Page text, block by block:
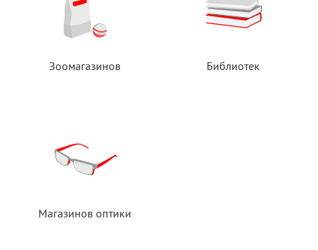
Зоомагазинов Библиотек
Магазинов оптики